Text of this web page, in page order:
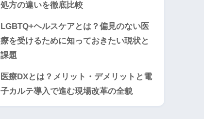
処方の違いを徹底比較
LGBTQ+ヘルスケアとは？偏見のない医
療を受けるために知っておきたい現状と
課題
医療DXとは？メリット・デメリットと電
子カルテ導入で進む現場改革の全貌